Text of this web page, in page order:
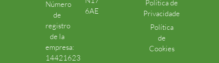
Número
de
registro
de la
empresa:
14421623
6AE
Política de
Privacidade
Política
de
Cookies